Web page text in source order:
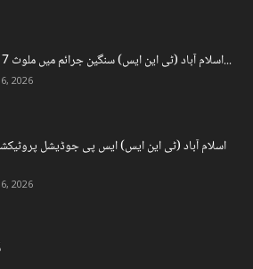
اسلام آباد (ٹی این ایس) سنگین جرائم میں ملوث 17 جرائم...
2026
اسلام آباد (ٹی این ایس) ایس پی جوڈیشل
2026